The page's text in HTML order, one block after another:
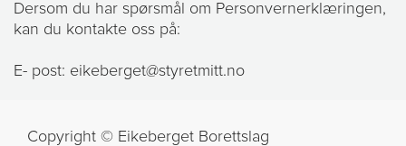
Dersom du har spørsmål om Personvernerklæringen,
kan du kontakte oss på:
E- post: eikeberget@styretmitt.no
Copyright © Eikeberget Borettslag